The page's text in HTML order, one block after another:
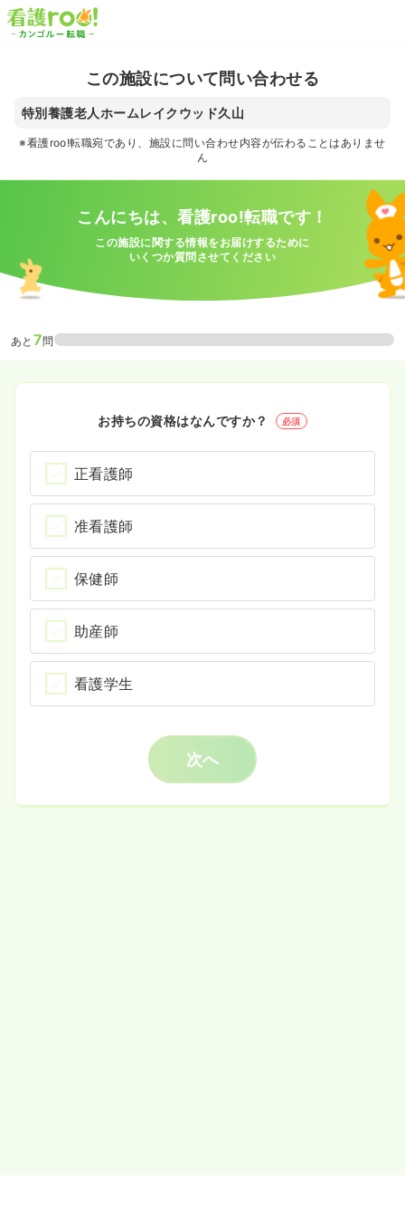
この施設について問い合わせる
特別養護老人ホームレイクウッド久山
※看護roo!転職宛であり、施設に問い合わせ内容が伝わることはありませ
ん
こんにちは、看護roo!転職です！
この施設に関する情報をお届けするために
いくつか質問させてください
あと 7問
お持ちの資格はなんですか？ 必須
正看護師
准看護師
保健師
助産師
看護学生
次へ